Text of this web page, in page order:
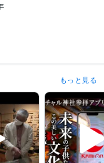
Google ドキュメント:3年
化 文字起こし
もっと見る